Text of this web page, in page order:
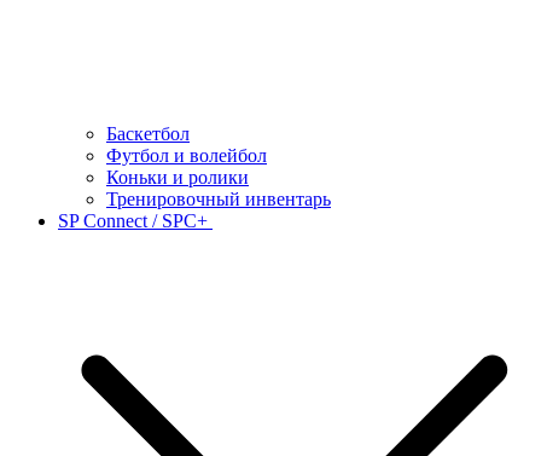
Баскетбол
Футбол и волейбол
Коньки и ролики
Тренировочный инвентарь
SP Connect / SPC+